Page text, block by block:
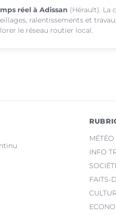
réel à Adissan (Hérault). La
ralentissements et
le réseau routier local.
MÉTÉO
INFO
FAITS-